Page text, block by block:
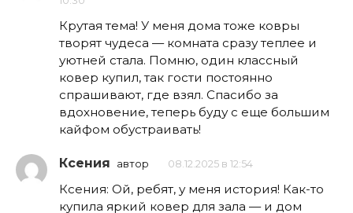
Крутая тема! У меня дома тоже ковры
творят чудеса — комната сразу теплее и
уютней стала. Помню, один классный
ковер купил, так гости постоянно
спрашивают, где взял. Спасибо за
вдохновение, теперь буду с еще большим
кайфом обустраивать!
Ксения автор 08.12.2025 в 12:54
Ксения: Ой, ребят, у меня история! Как-то
купила яркий ковер для зала — и дом